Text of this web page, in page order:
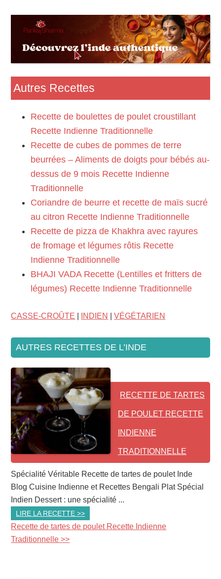
Autres Recettes
Recette de boulettes de poulet croustillant
Recette Indienne Traditionnelle
Recette de cubes de pommes de terre
beurrées – Aliments de doigts pour bébés au-
dessus de 9 mois Recette Indienne
Traditionnelle
Coriandre de beurre et recette de maïs sucré
au citron Recette Indienne Traditionnelle
Recette de pizza de Khakhra avec rayures
de fromage et légumes rôtis Recette
Indienne Traditionnelle
BHAJI VADA Recette (Lentilles et fritters de
légumes) Recette Indienne Traditionnelle
CASSE-CROÛTE INDIEN |VÉGÉTARIEN
AUTRES RECETTES DE L’INDE
RECETTE DE TARTES
DE POULET RECETTE
INDIENNE
TRADITIONNELLE
Spécialité Véritable Recette de tartes de poulet Inde
Blog Cuisine Indienne et Recettes Bengali Plat Spécial
Indien Dessert : une spécialité ...
LIRE LA RECETTE >>
Recette de tartes de poulet Recette Indienne
Traditionnelle >>